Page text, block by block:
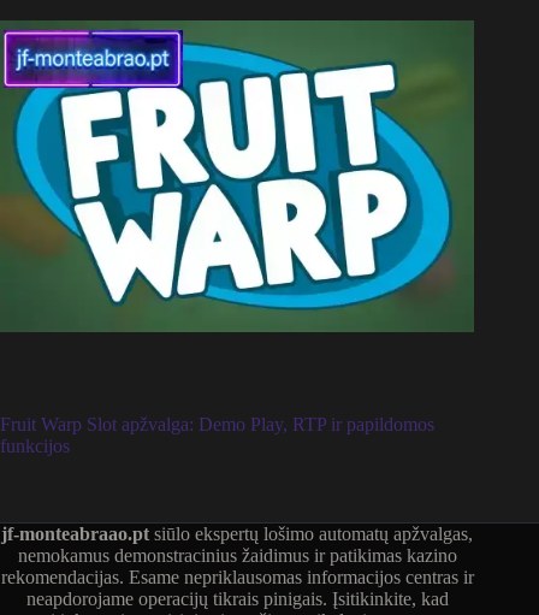
Fruit Warp Slot apžvalga: Demo Play, RTP ir papildomos
funkcijos
jf-monteabraao.pt siūlo ekspertų lošimo automatų apžvalgas,
nemokamus demonstracinius žaidimus ir patikimas kazino
rekomendacijas. Esame nepriklausomas informacijos centras ir
neapdorojame operacijų tikrais pinigais. Įsitikinkite, kad